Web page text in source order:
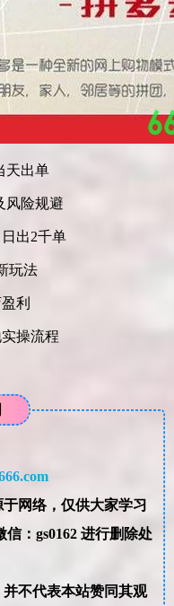
天出单
风险规避
出2千单
玩法
利
操流程
网络，仅供大家学习
进行删除处
不代表本站赞同其观